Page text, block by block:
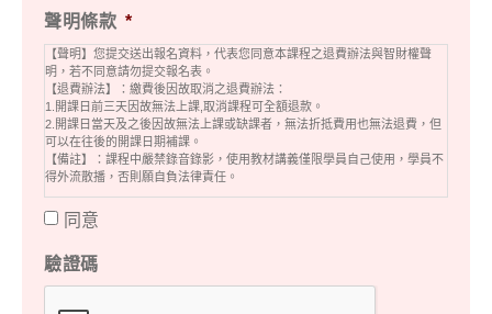
聲明條款 *
【聲明】您提交送出報名資料，代表您同意本課程之退費辦法與智財權聲
明，若不同意請勿提交報名表。
【退費辦法】：繳費後因故取消之退費辦法：
1.開課日前三天因故無法上課,取消課程可全額退款。
2.開課日當天及之後因故無法上課或缺課者，無法折抵費用也無法退費，但
可以在往後的開課日期補課。
【備註】：課程中嚴禁錄音錄影，使用教材講義僅限學員自己使用，學員不
得外流散播，否則願自負法律責任。
同意
驗證碼